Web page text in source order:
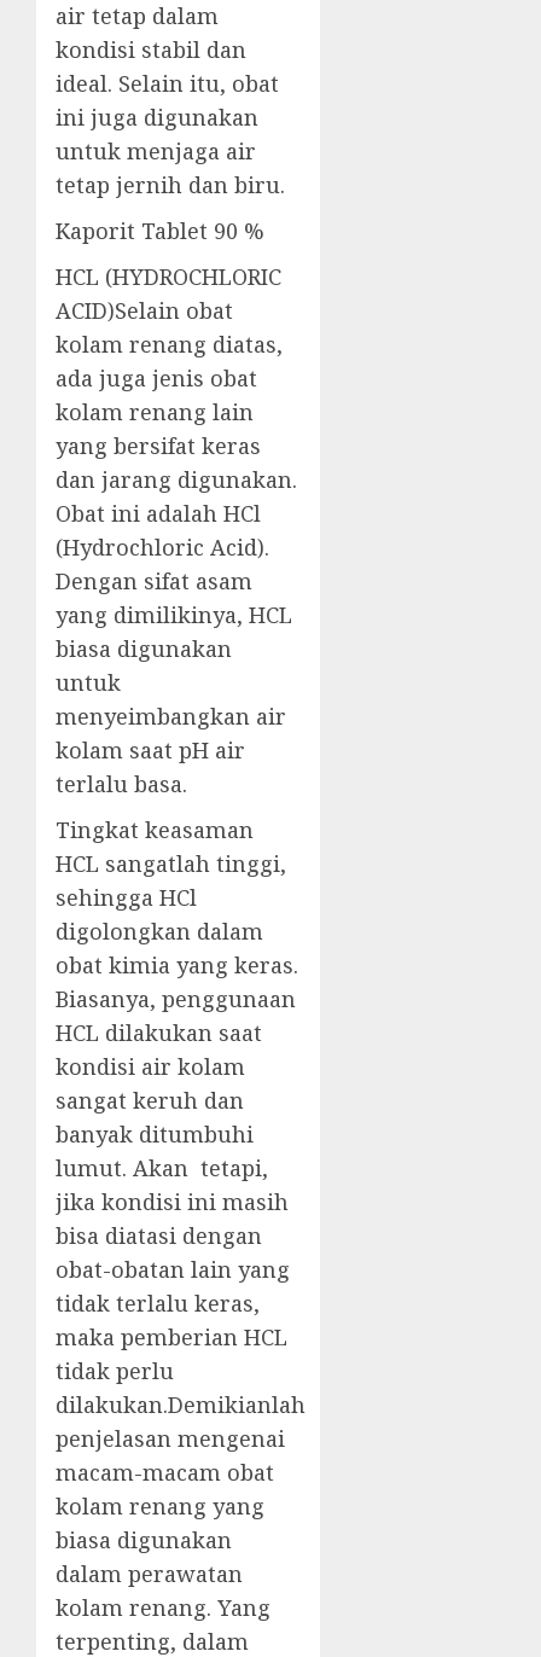
air tetap dalam
kondisi stabil dan
ideal. Selain itu, obat
ini juga digunakan
untuk menjaga air
tetap jernih dan biru.
Kaporit Tablet 90 %
HCL (HYDROCHLORIC
ACID)Selain obat
kolam renang diatas,
ada juga jenis obat
kolam renang lain
yang bersifat keras
dan jarang digunakan.
Obat ini adalah HCl
(Hydrochloric Acid).
Dengan sifat asam
yang dimilikinya, HCL
biasa digunakan
untuk
menyeimbangkan air
kolam saat pH air
terlalu basa.
Tingkat keasaman
HCL sangatlah tinggi,
sehingga HCl
digolongkan dalam
obat kimia yang keras.
Biasanya, penggunaan
HCL dilakukan saat
kondisi air kolam
sangat keruh dan
banyak ditumbuhi
lumut. Akan tetapi,
jika kondisi ini masih
bisa diatasi dengan
obat-obatan lain yang
tidak terlalu keras,
maka pemberian HCL
tidak perlu
dilakukan.Demikianlah
penjelasan mengenai
macam-macam obat
kolam renang yang
biasa digunakan
dalam perawatan
kolam renang. Yang
terpenting, dalam